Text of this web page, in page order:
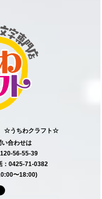
☆うちわクラフト☆
合わせは
56-55-39
：0425-71-0382
〜18:00)